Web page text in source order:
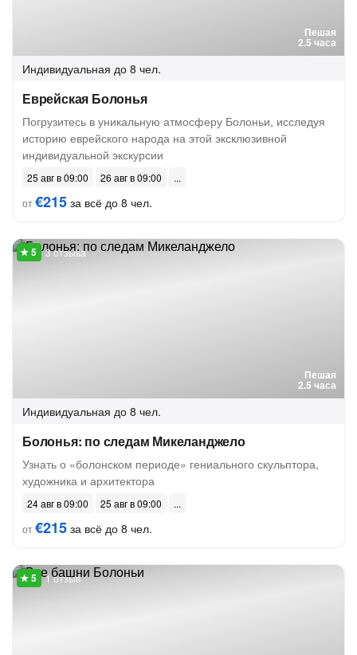
Пешая
2.5 часа
Индивидуальная до 8 чел.
Еврейская Болонья
Погрузитесь в уникальную атмосферу Болоньи, исследуя
историю еврейского народа на этой эксклюзивной
индивидуальной экскурсии
25 авг в 09:00
26 авг в 09:00
от€215 за всё до 8 чел.
Пешая
2.5 часа
3 отзыва
Индивидуальная до 8 чел.
Болонья: по следам Микеланджело
Узнать о «болонском периоде» гениального скульптора,
художника и архитектора
24 авг в 09:00
25 авг в 09:00
от€215 за всё до 8 чел.
1 отзыв